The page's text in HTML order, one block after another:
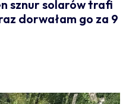
sznur solarów trafi
dorwałam go za 9